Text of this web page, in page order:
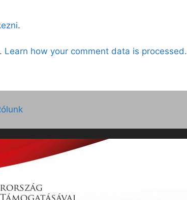
.
Learn how your comment data is processed.